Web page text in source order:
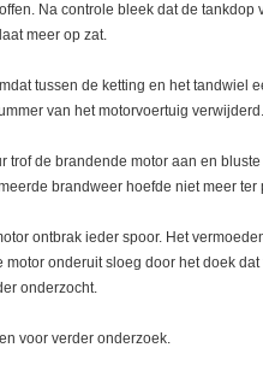
Na controle bleek dat de tankdop
meer op zat.
tussen de ketting en het tandwiel
van het motorvoertuig verwijderd.
trof de brandende motor aan en
brandweer hoefde niet meer ter
ontbrak ieder spoor. Het
onderuit sloeg door het doek
onderzocht.
voor verder onderzoek.